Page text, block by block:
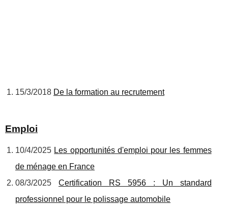
15/3/2018 De la formation au recrutement
Emploi
10/4/2025 Les opportunités d'emploi pour les femmes
de ménage en France
08/3/2025 Certification RS 5956 : Un standard
professionnel pour le polissage automobile